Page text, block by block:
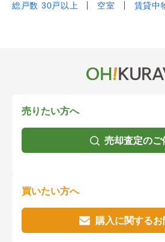
総戸数 30戸以上
空室 賃貸中
売りたい方へ
売却査定のご
買いたい方へ
購入に関するお